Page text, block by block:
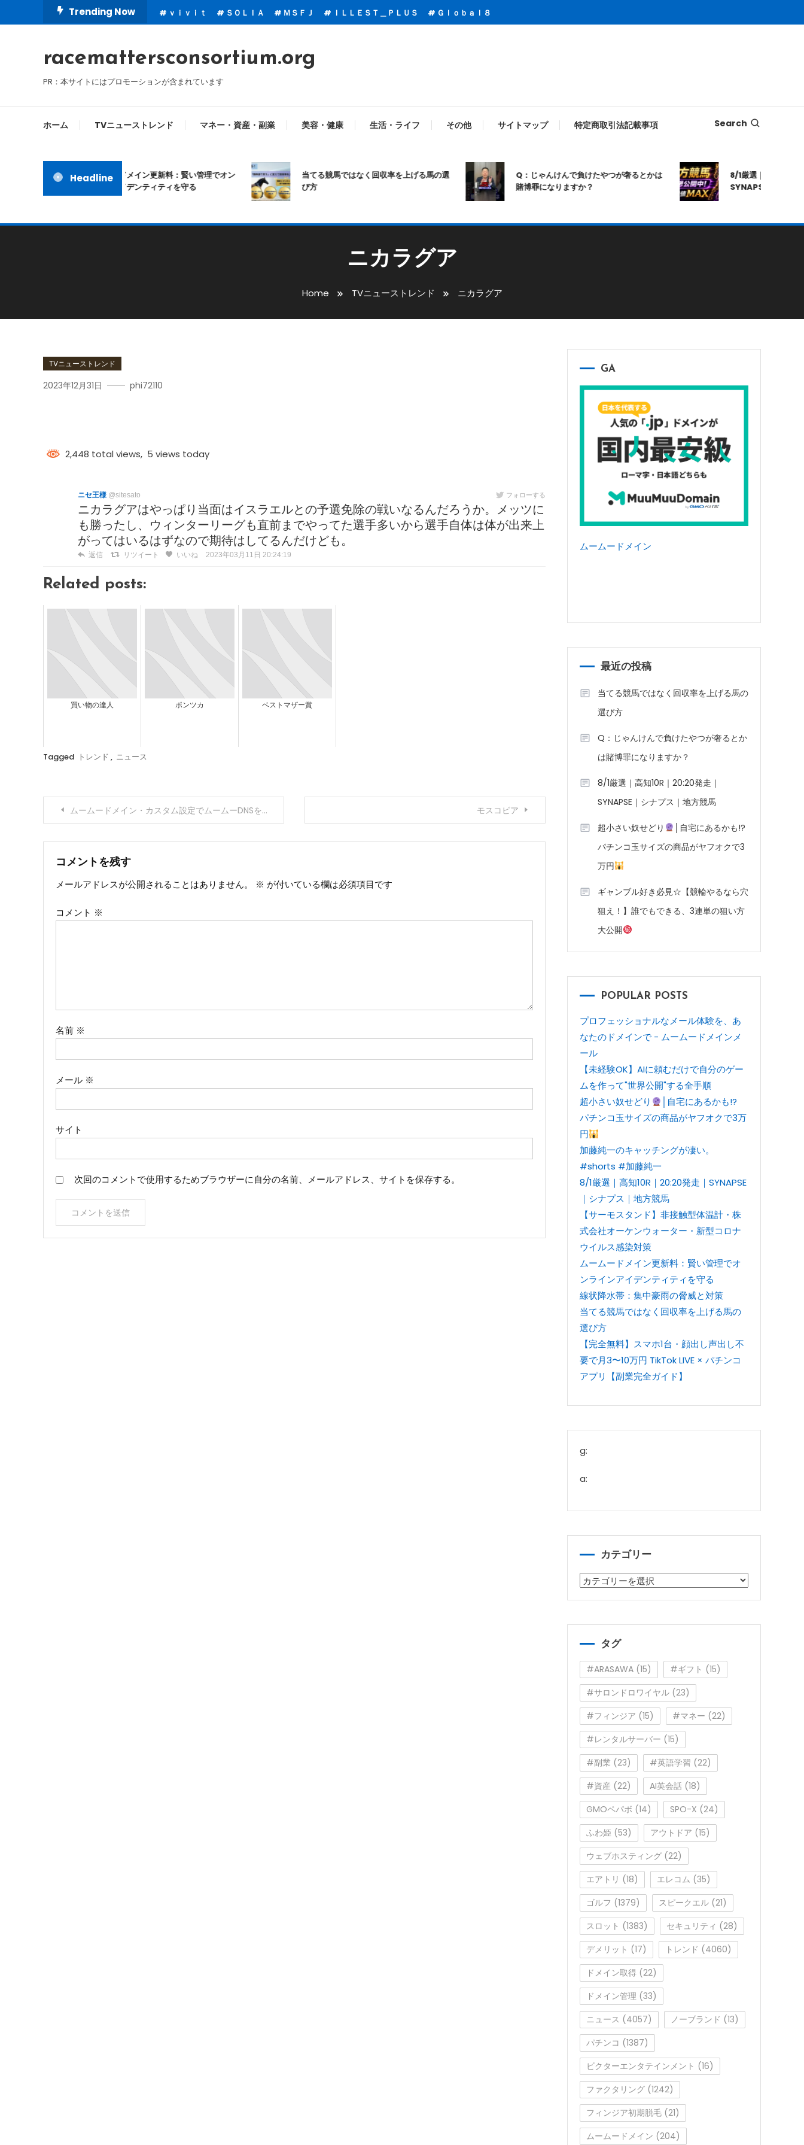
To
Trending Now ｖｉｖｉｔ ＳＯＬＩＡ ＭＳＦＪ ＩＬＬＥＳＴ＿ＰＬＵＳ Ｇｌｏｂａｌ８
racemattersconsortium.org
PR：本サイトにはプロモーションが含まれています
ホーム TVニューストレンド マネー・資産・副業 美容・健康 生活・ライフ その他 サイトマップ 特定商取引法記載事項 Search
Headline
ムームードメイン更新料：賢い管理でオン
ラインアイデンティティを守る
当てる競馬ではなく回収率を上げる馬の選
び方
Q：じゃんけんで負けたやつが奢るとかは
賭博罪になりますか？
8/1厳選｜高知10R｜
SYNAPSE｜シナプス｜
ニカラグア
Home TVニューストレンド ニカラグア
TVニューストレンド
2023年12月31日 phi72110
2,448 total views, 5 views today
ニセ王様 @sitesato フォローする
ニカラグアはやっぱり当面はイスラエルとの予選免除の戦いなるんだろうか。メッツに
も勝ったし、ウィンターリーグも直前までやってた選手多いから選手自体は体が出来上
がってはいるはずなので期待はしてるんだけども。
返信 リツイート いいね 2023年03月11日 20:24:19
Related posts:
買い物の達人 ポンツカ ベストマザー賞
Tagged トレンド , ニュース
ナ
ビ
ゲ
ン
ムームードメイン・カスタム設定でムームーDNSを自由自在にコントロールしよう！ モスコビア
コメントを残す
メールアドレスが公開されることはありません。 ※ が付いている欄は必須項目です
コメント ※
名前 ※
メール ※
サイト
次回のコメントで使用するためブラウザーに自分の名前、メールアドレス、サイトを保存する。
GA
ムームードメイン
最近の投稿
当てる競馬ではなく回収率を上げる馬の
選び方
Q：じゃんけんで負けたやつが奢るとか
は賭博罪になりますか？
8/1厳選｜高知10R｜20:20発走｜
SYNAPSE｜シナプス｜地方競馬
超小さい奴せどり
│自宅にあるかも!?
パチンコ玉サイズの商品がヤフオクで3
万円
ギャンブル好き必見☆【競輪やるなら穴
狙え！】誰でもできる、3連単の狙い方
大公開
POPULAR POSTS
プロフェッショナルなメール体験を、あ
なたのドメインで - ムームードメインメ
ール
【未経験OK】AIに頼むだけで自分のゲー
ムを作って"世界公開"する全手順
超小さい奴せどり
│自宅にあるかも!?
パチンコ玉サイズの商品がヤフオクで3万
円
加藤純一のキャッチングが凄い。
#shorts #加藤純一
8/1厳選｜高知10R｜20:20発走｜SYNAPSE
｜シナプス｜地方競馬
【サーモスタンド】非接触型体温計・株
式会社オーケンウォーター・新型コロナ
ウイルス感染対策
ムームードメイン更新料：賢い管理でオ
ンラインアイデンティティを守る
線状降水帯：集中豪雨の脅威と対策
当てる競馬ではなく回収率を上げる馬の
選び方
【完全無料】スマホ1台・顔出し声出し不
要で月3〜10万円 TikTok LIVE × パチンコ
アプリ【副業完全ガイド】
g:
a:
カテゴリー
カ
リ
ー
タグ
#ARASAWA (15) #ギフト (15)
#サロンドロワイヤル (23)
#フィンジア (15) #マネー (22)
#レンタルサーバー (15)
#副業 (23) #英語学習 (22)
#資産 (22) AI英会話 (18)
GMOペパボ (14) SPO-X (24)
ふわ姫 (53) アウトドア (15)
ウェブホスティング (22)
エアトリ (18) エレコム (35)
ゴルフ (1379) スピークエル (21)
スロット (1383) セキュリティ (28)
デメリット (17) トレンド (4060)
ドメイン取得 (22)
ドメイン管理 (33)
ニュース (4057) ノーブランド (13)
パチンコ (1387)
ビクターエンタテインメント (16)
ファクタリング (1242)
フィンジア初期脱毛 (21)
ムームードメイン (204)